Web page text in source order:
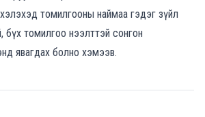
томилгооны наймаа гэдэг зүйл
бүх томилгоо нээлттэй сонгон
явагдах болно хэмээв.